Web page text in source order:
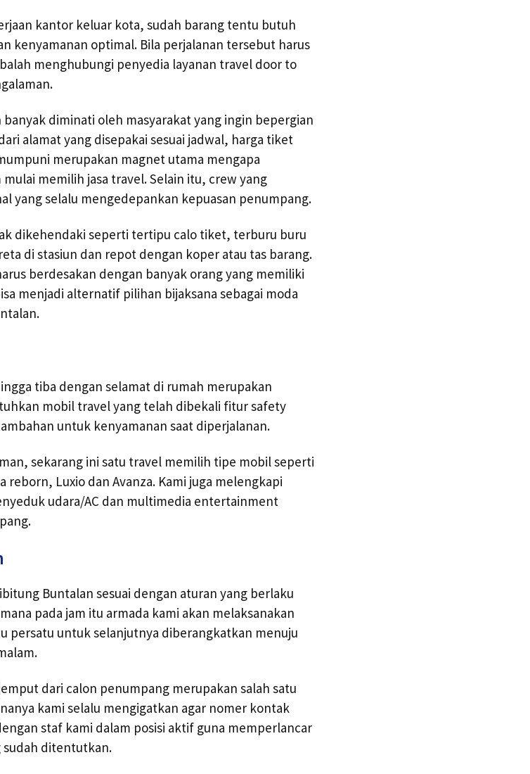
kantor keluar kota, sudah barang tentu butuh
kenyamanan optimal. Bila perjalanan tersebut harus
menghubungi penyedia layanan travel door to
diminati oleh masyarakat yang ingin bepergian
alamat yang disepakai sesuai jadwal, harga tiket
merupakan magnet utama mengapa
memilih jasa travel. Selain itu, crew yang
yang selalu mengedepankan kepuasan penumpang.
dikehendaki seperti tertipu calo tiket, terburu buru
di stasiun dan repot dengan koper atau tas barang.
berdesakan dengan banyak orang yang memiliki
menjadi alternatif pilihan bijaksana sebagai moda
tiba dengan selamat di rumah merupakan
mobil travel yang telah dibekali fitur safety
untuk kenyamanan saat diperjalanan.
sekarang ini satu travel memilih tipe mobil seperti
reborn, Luxio dan Avanza. Kami juga melengkapi
udara/AC dan multimedia entertainment
Buntalan sesuai dengan aturan yang berlaku
pada jam itu armada kami akan melaksanakan
persatu untuk selanjutnya diberangkatkan menuju
dari calon penumpang merupakan salah satu
kami selalu mengigatkan agar nomer kontak
staf kami dalam posisi aktif guna memperlancar
sudah ditentutkan.